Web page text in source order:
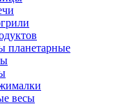
планетарные
весы